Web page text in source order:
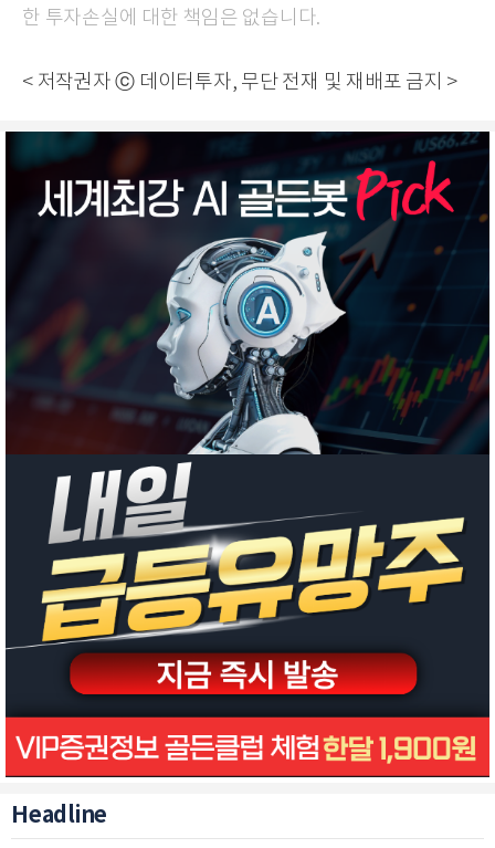
한 투자손실에 대한 책임은 없습니다.
< 저작권자 ⓒ 데이터투자, 무단 전재 및 재배포 금지 >
Headline